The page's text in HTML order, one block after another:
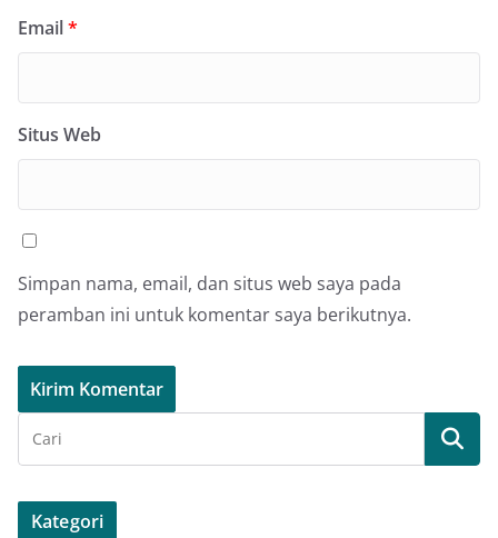
Email*
Situs Web
Simpan nama, email, dan situs web saya pada
peramban ini untuk komentar saya berikutnya.
Kategori